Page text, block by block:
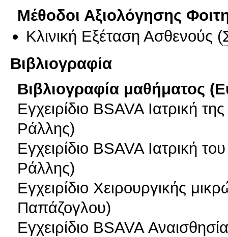
Μέθοδοι Αξιολόγησης
Κλινική Εξέταση Ασθενούς (
Βιβλιογραφία
Βιβλιογραφία μαθήματος
Εγχειρίδιο BSAVA Ιατρική
Ράλλης)
Eγχειρίδιο BSAVA Ιατρική
Ράλλης)
Εγχειρίδιο Χειρουργικής
Παπάζογλου)
Εγχειρίδιο BSAVA